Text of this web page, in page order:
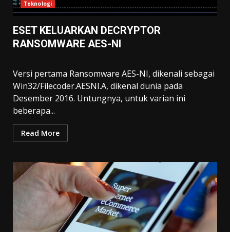
Teknologi
ESET KELUARKAN DECRYPTOR
RANSOMWARE AES-NI
Versi pertama Ransomware AES-NI, dikenali sebagai
Win32/Filecoder.AESNI.A, dikenal dunia pada
Desember 2016. Untungnya, untuk varian ini
beberapa...
Read More